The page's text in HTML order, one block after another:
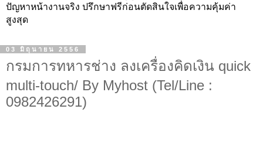
ปัญหาหน้างานจริง ปรึกษาฟรีก่อนตัดสินใจเพื่อความคุ้มค่า
สูงสุด
03 มิถุนายน 2556
กรมการทหารช่าง ลงเครื่องคิดเงิน quick
multi-touch/ By Myhost (Tel/Line :
0982426291)